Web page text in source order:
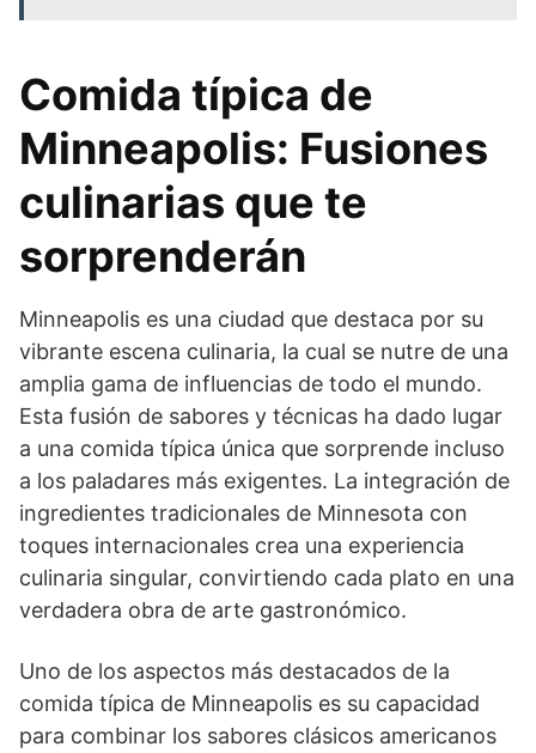
Comida típica de
Minneapolis: Fusiones
culinarias que te
sorprenderán
Minneapolis es una ciudad que destaca por su
vibrante escena culinaria, la cual se nutre de una
amplia gama de influencias de todo el mundo.
Esta fusión de sabores y técnicas ha dado lugar
a una comida típica única que sorprende incluso
a los paladares más exigentes. La integración de
ingredientes tradicionales de Minnesota con
toques internacionales crea una experiencia
culinaria singular, convirtiendo cada plato en una
verdadera obra de arte gastronómico.
Uno de los aspectos más destacados de la
comida típica de Minneapolis es su capacidad
para combinar los sabores clásicos americanos